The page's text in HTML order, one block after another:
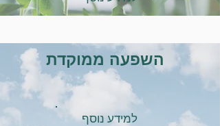
השפעה ממוקדת
למידע נוסף